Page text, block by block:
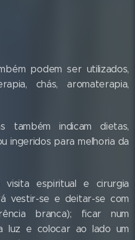
podem ser utilizados,
chás, aromaterapia,
também indicam dietas,
ingeridos para melhoria da
espiritual e cirurgia
vestir-se e deitar-se com
branca); ficar num
luz e colocar ao lado um